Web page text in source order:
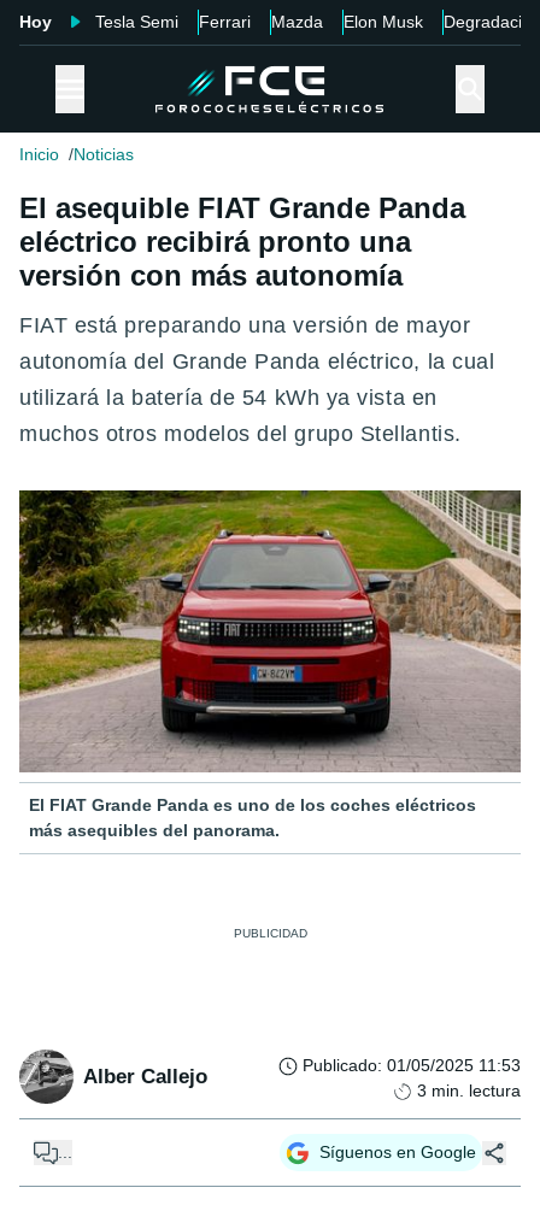
Hoy Tesla Semi Ferrari Mazda Elon Musk Degradación
Inicio Noticias
El asequible FIAT Grande Panda
eléctrico recibirá pronto una
versión con más autonomía
FIAT está preparando una versión de mayor
autonomía del Grande Panda eléctrico, la cual
utilizará la batería de 54 kWh ya vista en
muchos otros modelos del grupo Stellantis.
El FIAT Grande Panda es uno de los coches eléctricos
más asequibles del panorama.
Alber Callejo Publicado: 01/05/2025 11:53
3 min. lectura
... Síguenos en Google